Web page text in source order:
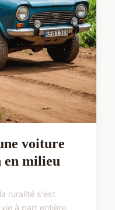
voiture
en milieu
ruralité s'est
à part entière.